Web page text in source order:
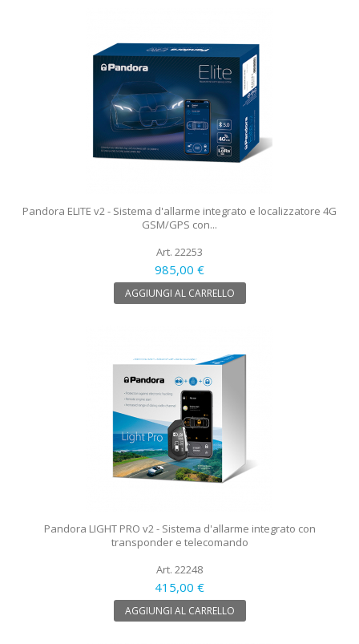
Pandora ELITE v2 - Sistema d'allarme integrato e localizzatore 4G
GSM/GPS con...
Art. 22253
985,00 €
AGGIUNGI AL CARRELLO
Pandora LIGHT PRO v2 - Sistema d'allarme integrato con
transponder e telecomando
Art. 22248
415,00 €
AGGIUNGI AL CARRELLO